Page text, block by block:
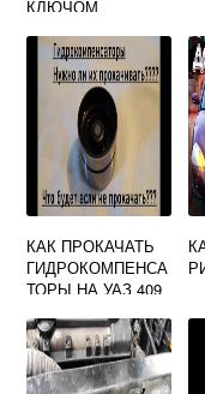
КЛЮЧОМ
КАК ПРОКАЧАТЬ
ГИДРОКОМПЕНСА
ТОРЫ НА УАЗ 409